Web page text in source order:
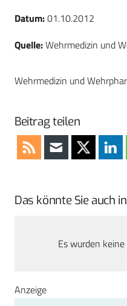
Datum:01.10.2012
Quelle:Wehrmedizin und
Wehrmedizin und
Beitrag teilen
Das könnte Sie auch
Es wurden
Anzeige